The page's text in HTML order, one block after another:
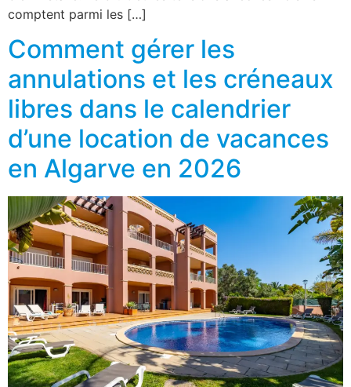
comptent parmi les […]
Comment gérer les
annulations et les créneaux
libres dans le calendrier
d’une location de vacances
en Algarve en 2026